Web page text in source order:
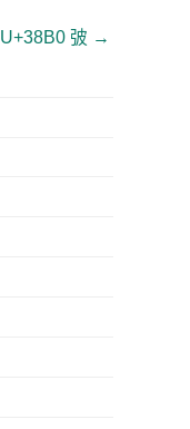
U+38B0 㢰 →